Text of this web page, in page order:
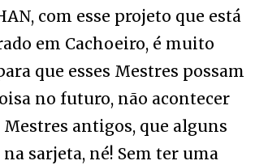
com esse projeto que está
em Cachoeiro, é muito
que esses Mestres possam
no futuro, não acontecer
antigos, que alguns
sarjeta, né! Sem ter uma